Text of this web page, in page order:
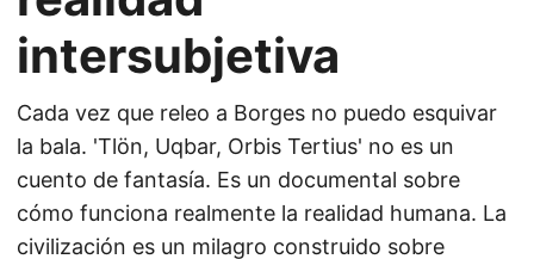
intersubjetiva
Cada vez que releo a Borges no puedo esquivar
la bala. 'Tlön, Uqbar, Orbis Tertius' no es un
cuento de fantasía. Es un documental sobre
cómo funciona realmente la realidad humana. La
civilización es un milagro construido sobre